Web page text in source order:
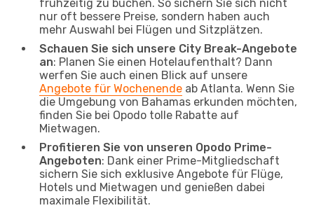
frühzeitig zu buchen. So sichern Sie sich nicht
nur oft bessere Preise, sondern haben auch
mehr Auswahl bei Flügen und Sitzplätzen.
Schauen Sie sich unsere City Break-Angebote
an: Planen Sie einen Hotelaufenthalt? Dann
werfen Sie auch einen Blick auf unsere
Angebote für Wochenende ab Atlanta. Wenn Sie
die Umgebung von Bahamas erkunden möchten,
finden Sie bei Opodo tolle Rabatte auf
Mietwagen.
Profitieren Sie von unseren Opodo Prime-
Angeboten: Dank einer Prime-Mitgliedschaft
sichern Sie sich exklusive Angebote für Flüge,
Hotels und Mietwagen und genießen dabei
maximale Flexibilität.